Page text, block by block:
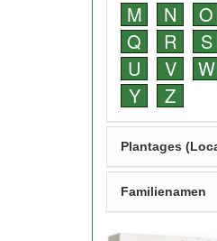
M
N O
Q
R S
U
V W
Y
Z
Plantages
Familienamen